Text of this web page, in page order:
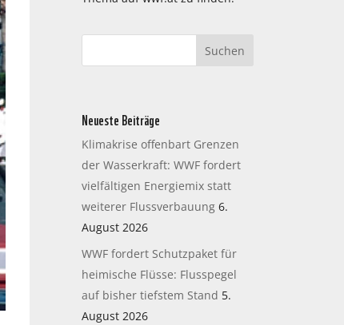
Neueste Beiträge
Klimakrise offenbart Grenzen
der Wasserkraft: WWF fordert
vielfältigen Energiemix statt
weiterer Flussverbauung 6.
August 2026
WWF fordert Schutzpaket für
heimische Flüsse: Flusspegel
auf bisher tiefstem Stand 5.
August 2026